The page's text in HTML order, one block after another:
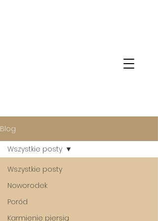
Blog
Wszystkie posty
Noworodek
Poród
Karmienie piersią
Wszystkie posty